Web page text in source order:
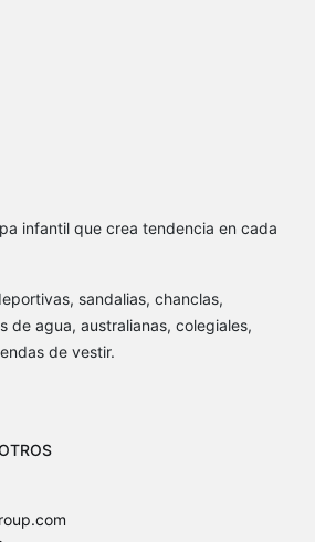
infantil que crea tendencia en cada
sandalias, chanclas,
de agua, australianas, colegiales,
de vestir.